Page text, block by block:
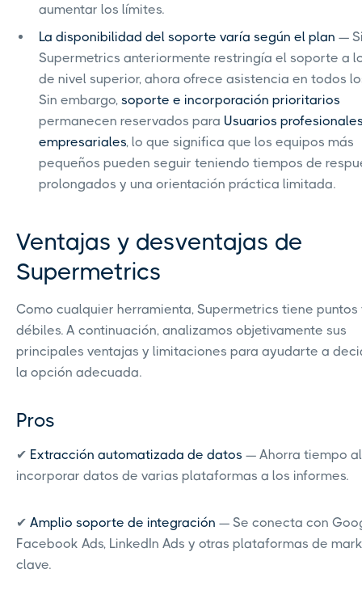
aumentar los límites.
La disponibilidad del soporte varía según el plan —
Supermetrics anteriormente restringía el soporte a
de nivel superior, ahora ofrece asistencia en todos
Sin embargo, soporte e incorporación prioritarios
permanecen reservados para Usuarios
empresariales, lo que significa que los equipos más
pequeños pueden seguir teniendo tiempos de
prolongados y una orientación práctica limitada.
Ventajas y desventajas de
Supermetrics
Como cualquier herramienta, Supermetrics tiene
débiles. A continuación, analizamos objetivamente sus
principales ventajas y limitaciones para ayudarte a
la opción adecuada.
Pros
✔ Extracción automatizada de datos — Ahorra tiempo al
incorporar datos de varias plataformas a los informes.
✔ Amplio soporte de integración — Se conecta con
Facebook Ads, LinkedIn Ads y otras plataformas de
clave.